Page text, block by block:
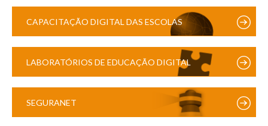
CAPACITAÇÃO DIGITAL DAS ESCOLAS
LABORATÓRIOS DE EDUCAÇÃO DIGITAL
SEGURANET